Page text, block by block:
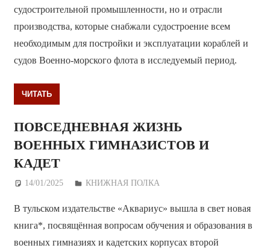
судостроительной промышленности, но и отрасли
производства, которые снабжали судостроение всем
необходимым для постройки и эксплуатации кораблей и
судов Военно-морского флота в исследуемый период.
ЧИТАТЬ
ПОВСЕДНЕВНАЯ ЖИЗНЬ
ВОЕННЫХ ГИМНАЗИСТОВ И
КАДЕТ
14/01/2025 Дежурный по Редакции
КНИЖНАЯ ПОЛКА
В тульском издательстве «Аквариус» вышла в свет новая
книга*, посвящённая вопросам обучения и образования в
военных гимназиях и кадетских корпусах второй